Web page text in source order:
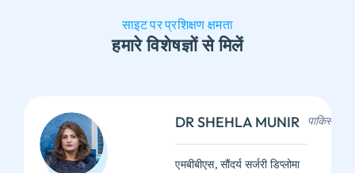
साइट पर प्रशिक्षण क्षमता
हमारे विशेषज्ञों से मिलें
DR SHEHLA MUNIR पाकिस्तान
एमबीबीएस, सौंदर्य सर्जरी डिप्लोमा